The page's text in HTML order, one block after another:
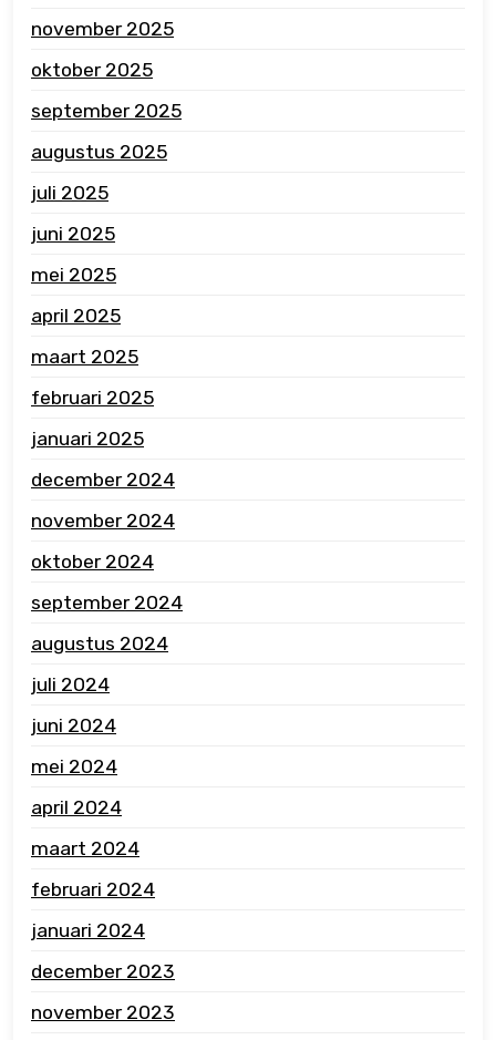
november 2025
oktober 2025
september 2025
augustus 2025
juli 2025
juni 2025
mei 2025
april 2025
maart 2025
februari 2025
januari 2025
december 2024
november 2024
oktober 2024
september 2024
augustus 2024
juli 2024
juni 2024
mei 2024
april 2024
maart 2024
februari 2024
januari 2024
december 2023
november 2023